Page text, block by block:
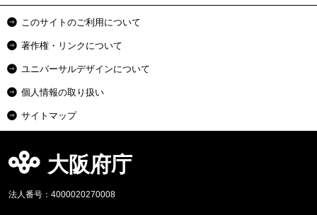
このサイトのご利用について
著作権・リンクについて
ユニバーサルデザインについて
個人情報の取り扱い
サイトマップ
大阪府庁
法人番号：4000020270008